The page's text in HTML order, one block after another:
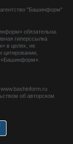
"Башинформ"
обязательна.
гиперссылка
в целях, не
цитировании,
«Башинформ».
об авторском